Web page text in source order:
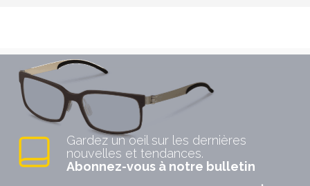
Gardez un oeil sur les dernières
nouvelles et tendances.
Abonnez-vous à notre bulletin